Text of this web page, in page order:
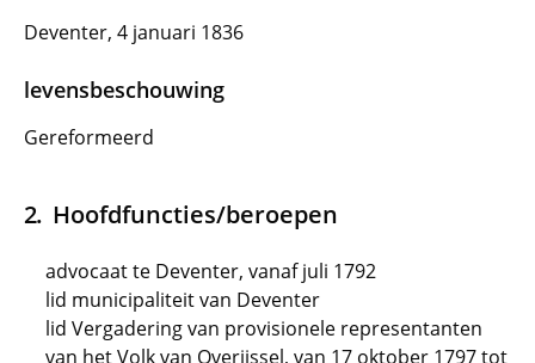
Deventer, 4 januari 1836
levensbeschouwing
Gereformeerd
Hoofdfuncties/beroepen
advocaat te Deventer, vanaf juli 1792
lid municipaliteit van Deventer
lid Vergadering van provisionele representanten
van het Volk van Overijssel, van 17 oktober 1797 tot